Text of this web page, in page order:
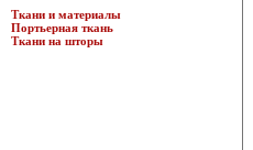
Ткани и материалы
Портьерная ткань
Ткани на шторы